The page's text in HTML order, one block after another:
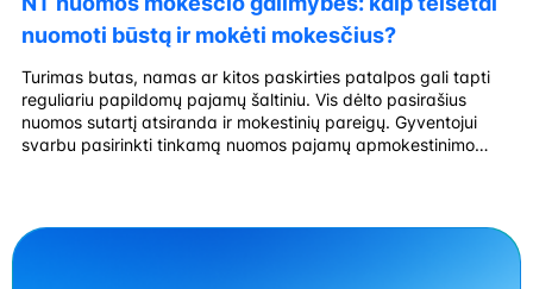
nuomoti būstą ir mokėti mokesčius?
Turimas butas, namas ar kitos paskirties patalpos gali tapti
reguliariu papildomų pajamų šaltiniu. Vis dėlto pasirašius
nuomos sutartį atsiranda ir mokestinių pareigų. Gyventojui
svarbu pasirinkti tinkamą nuomos pajamų apmokestinimo
įsigyti verslo liudijimą […]